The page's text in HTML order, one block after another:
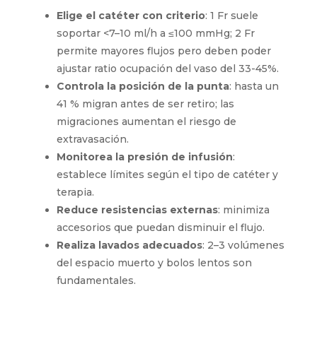
Elige el catéter con criterio: 1 Fr suele
soportar <7–10 ml/h a ≤100 mmHg; 2 Fr
permite mayores flujos pero deben poder
ajustar ratio ocupación del vaso del 33-45%.
Controla la posición de la punta: hasta un
41 % migran antes de ser retiro; las
migraciones aumentan el riesgo de
extravasación.
Monitorea la presión de infusión:
establece límites según el tipo de catéter y
terapia.
Reduce resistencias externas: minimiza
accesorios que puedan disminuir el flujo.
Realiza lavados adecuados: 2–3 volúmenes
del espacio muerto y bolos lentos son
fundamentales.